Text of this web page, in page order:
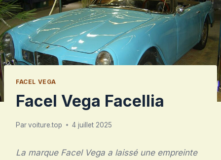
FACEL VEGA
Facel Vega Facellia
Parvoiture.top 4 juillet 2025
La marque Facel Vega a laissé une empreinte